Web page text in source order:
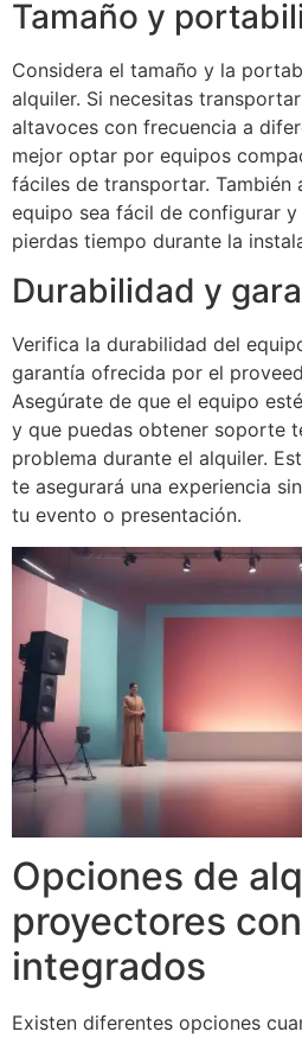
Tamaño y
Considera el tamaño y la
alquiler. Si necesitas
altavoces con frecuencia a
mejor optar por equipos
fáciles de transportar. También
equipo sea fácil de configurar
pierdas tiempo durante la
Durabilidad y
Verifica la durabilidad del
garantía ofrecida por el
Asegúrate de que el equipo
y que puedas obtener soporte
problema durante el alquiler.
te asegurará una experiencia
tu evento o presentación.
Opciones de
proyectores
integrados
Existen diferentes opciones